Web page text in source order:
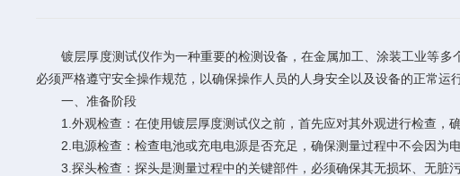
镀层厚度测试仪作为一种重要的检测设备，在金属加工、涂装工业等多
必须严格遵守安全操作规范，以确保操作人员的人身安全以及设备的正常运
一、准备阶段
1.外观检查：在使用镀层厚度测试仪之前，首先应对其外观进行检查，确
2.电源检查：检查电池或充电电源是否充足，确保测量过程中不会因为电
3.探头检查：探头是测量过程中的关键部件，必须确保其无损坏、无脏